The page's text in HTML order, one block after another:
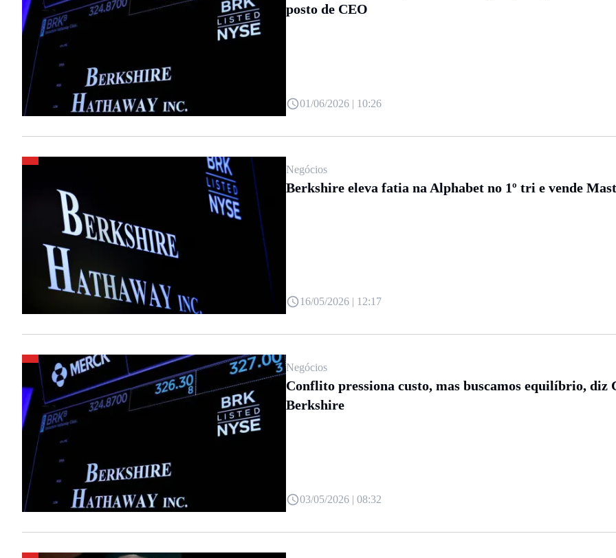
posto de CEO
01/06/2026 | 10:26
Negócios
Berkshire eleva fatia na Alphabet no 1º tri e vende
16/05/2026 | 12:17
Negócios
Conflito pressiona custo, mas buscamos equilíbrio, diz
Berkshire
03/05/2026 | 08:32